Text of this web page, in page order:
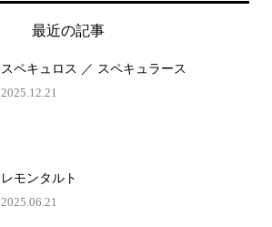
最近の記事
スペキュロス ／ スペキュラース
2025.12.21
レモンタルト
2025.06.21